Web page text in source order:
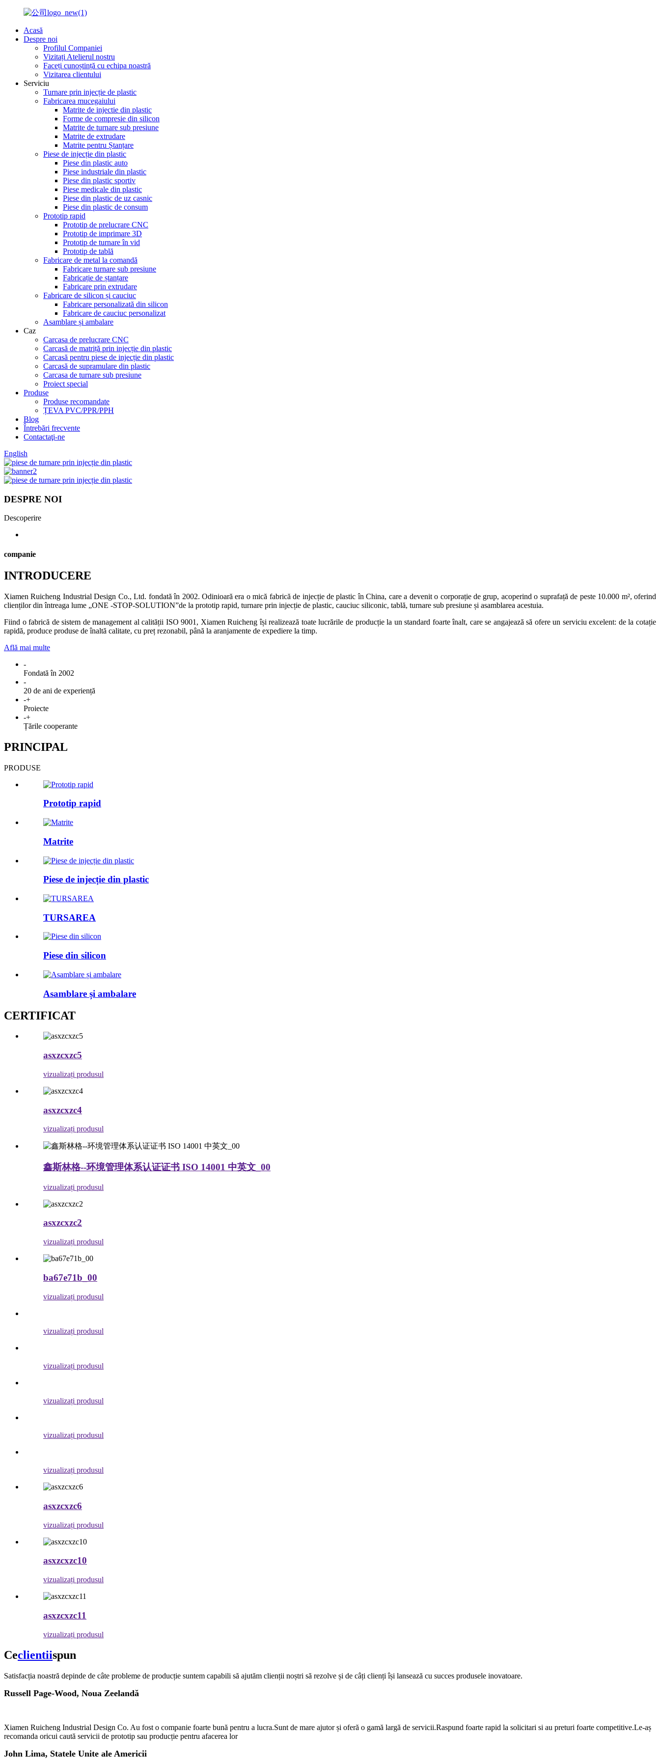
Acasă
Despre noi
Profilul Companiei
Vizitați Atelierul nostru
Faceți cunoștință cu echipa noastră
Vizitarea clientului
Serviciu
Turnare prin injecție de plastic
Fabricarea mucegaiului
Matrite de injectie din plastic
Forme de compresie din silicon
Matrite de turnare sub presiune
Matrite de extrudare
Matrite pentru Ștanțare
Piese de injecție din plastic
Piese din plastic auto
Piese industriale din plastic
Piese din plastic sportiv
Piese medicale din plastic
Piese din plastic de uz casnic
Piese din plastic de consum
Prototip rapid
Prototip de prelucrare CNC
Prototip de imprimare 3D
Prototip de turnare în vid
Prototip de tablă
Fabricare de metal la comandă
Fabricare turnare sub presiune
Fabricație de ștanțare
Fabricare prin extrudare
Fabricare de silicon și cauciuc
Fabricare personalizată din silicon
Fabricare de cauciuc personalizat
Asamblare și ambalare
Caz
Carcasa de prelucrare CNC
Carcasă de matriță prin injecție din plastic
Carcasă pentru piese de injecție din plastic
Carcasă de supramulare din plastic
Carcasa de turnare sub presiune
Proiect special
Produse
Produse recomandate
ȚEVA PVC/PPR/PPH
Blog
Întrebări frecvente
Contactaţi-ne
English
DESPRE NOI
Descoperire
companie
INTRODUCERE
Xiamen Ruicheng Industrial Design Co., Ltd. fondată în 2002. Odinioară era o mică fabrică de injecție de plastic în China, care a devenit o corporație de grup, acoperind o suprafață de peste 10.000 m², oferind
clienților din întreaga lume „ONE -STOP-SOLUTION”de la prototip rapid, turnare prin injecție de plastic, cauciuc siliconic, tablă, turnare sub presiune și asamblarea acestuia.
Fiind o fabrică de sistem de management al calității ISO 9001, Xiamen Ruicheng își realizează toate lucrările de producție la un standard foarte înalt, care se angajează să ofere un serviciu excelent: de la cotație
rapidă, produce produse de înaltă calitate, cu preț rezonabil, până la aranjamente de expediere la timp.
Află mai multe
-
Fondată în 2002
-
20 de ani de experiență
-+
Proiecte
-+
Țările cooperante
PRINCIPAL
PRODUSE
Prototip rapid
Matrite
Piese de injecție din plastic
TURSAREA
Piese din silicon
Asamblare și ambalare
CERTIFICAT
asxzcxzc5
vizualizați produsul
asxzcxzc4
vizualizați produsul
鑫斯林格--环境管理体系认证证书 ISO 14001 中英文_00
vizualizați produsul
asxzcxzc2
vizualizați produsul
ba67e71b_00
vizualizați produsul
vizualizați produsul
vizualizați produsul
vizualizați produsul
vizualizați produsul
vizualizați produsul
asxzcxzc6
vizualizați produsul
asxzcxzc10
vizualizați produsul
asxzcxzc11
vizualizați produsul
Ceclientiispun
Satisfacția noastră depinde de câte probleme de producție suntem capabili să ajutăm clienții noștri să rezolve și de câți clienți își lansează cu succes produsele inovatoare.
Russell Page-Wood, Noua Zeelandă
Xiamen Ruicheng Industrial Design Co. Au fost o companie foarte bună pentru a lucra.Sunt de mare ajutor și oferă o gamă largă de servicii.Raspund foarte rapid la solicitari si au preturi foarte competitive.Le-aș
recomanda oricui caută servicii de prototip sau producție pentru afacerea lor
John Lima, Statele Unite ale Americii